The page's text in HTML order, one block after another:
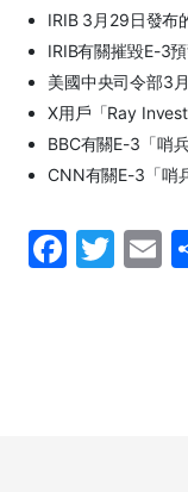
IRIB 3月29日發布
IRIB有關摧毀E-3
美國中央司令部3
X用戶「Ray
BBC有關E-3「哨
CNN有關E-3「哨
F
T
E